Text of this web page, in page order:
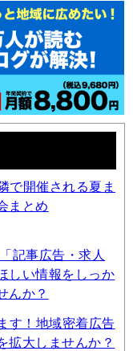
で開催される夏ま
まとめ
記事広告・求人
しい情報をしっか
んか？
す！地域密着広告
拡大しませんか？